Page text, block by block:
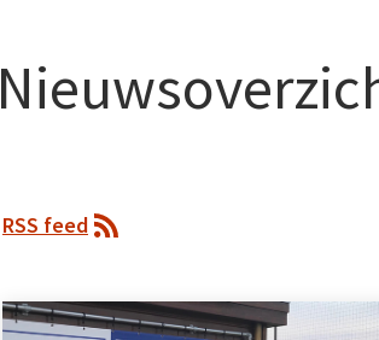
RSS feed